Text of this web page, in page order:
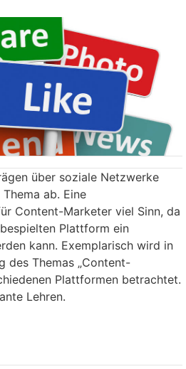
über soziale Netzwerke
ab. Eine
Content-Marketer viel Sinn, da
Plattform ein
kann. Exemplarisch wird in
des Themas „Content-
Plattformen betrachtet.
Lehren.